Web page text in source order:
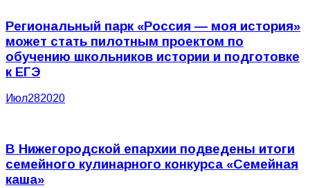
Региональный парк «Россия — моя история»
может стать пилотным проектом по
обучению школьников истории и подготовке
к ЕГЭ
Июл282020
В Нижегородской епархии подведены итоги
семейного кулинарного конкурса «Семейная
каша»